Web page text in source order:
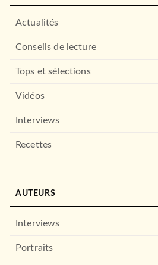
Actualités
Conseils de lecture
Tops et sélections
Vidéos
Interviews
Recettes
AUTEURS
Interviews
Portraits